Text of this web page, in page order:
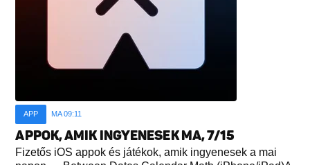
APP MA 09:11
APPOK, AMIK INGYENESEK MA, 7/15
Fizetős iOS appok és játékok, amik ingyenesek a mai